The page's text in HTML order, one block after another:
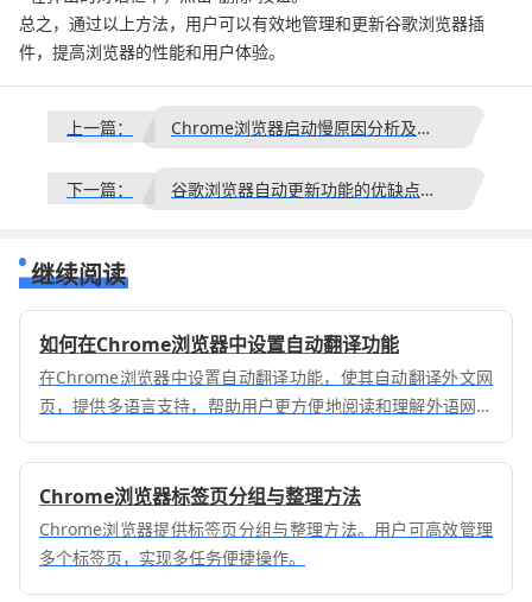
总之，通过以上方法，用户可以有效地管理和更新谷歌浏览器插
件，提高浏览器的性能和用户体验。
上一篇： Chrome浏览器启动慢原因分析及优化方法全攻略
下一篇： 谷歌浏览器自动更新功能的优缺点及管理方法
继续阅读
如何在Chrome浏览器中设置自动翻译功能
在Chrome浏览器中设置自动翻译功能，使其自动翻译外文网
页，提供多语言支持，帮助用户更方便地阅读和理解外语网页
Chrome浏览器标签页分组与整理方法
Chrome浏览器提供标签页分组与整理方法。用户可高效管理
多个标签页，实现多任务便捷操作。